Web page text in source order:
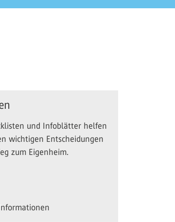
und Infoblätter helfen
wichtigen Entscheidungen
zum Eigenheim.